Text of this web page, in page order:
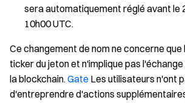
sera automatiquement réglé avant le
10h00 UTC.
Ce changement de nom ne concerne
ticker du jeton et n'implique pas
la blockchain.Gate Les utilisateurs n'ont
d'entreprendre d'actions